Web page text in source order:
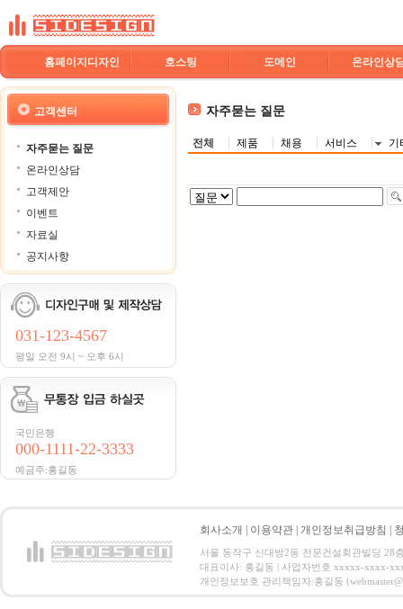
홈페이지디자인 호스팅 도메인 온라인상
고객센터
자주묻는 질문
온라인상담
고객제안
이벤트
자료실
공지사항
031-123-4567
평일 오전 9시 ~ 오후 6시
국민은행
000-1111-22-3333
예금주:홍길동
자주묻는 질문
전체 제품 채용 서비스 기
회사소개 이용약관 개인정보취급방침
서울 동작구 신대방2동 전문건설회관빌딩 28
대표이사: 홍길동 | 사업자번호 xxxxx-xxxx-
개인정보보호 관리책임자:홍길동